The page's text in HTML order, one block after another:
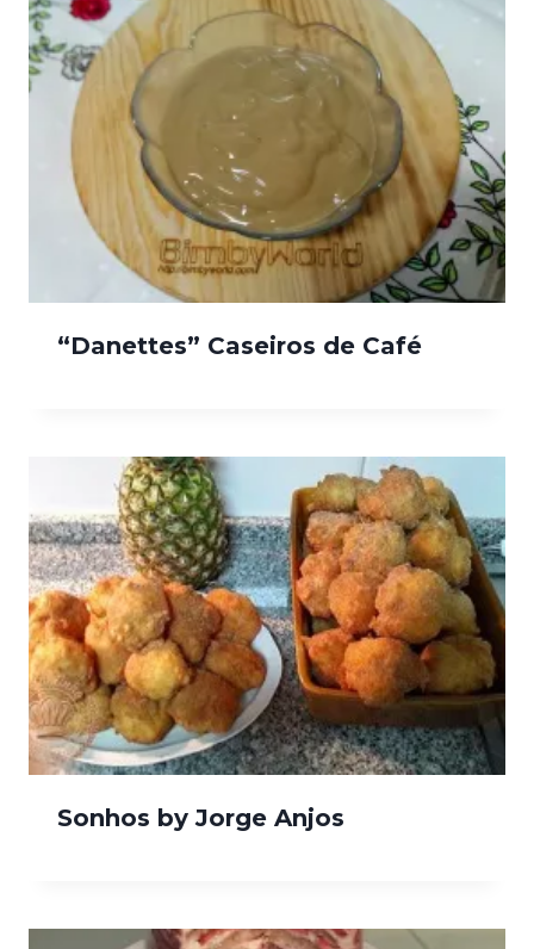
“Danettes” Caseiros de Café
Sonhos by Jorge Anjos